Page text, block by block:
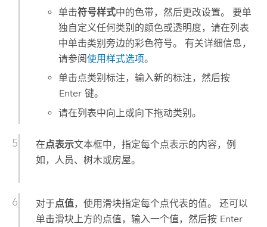
单击符号样式中的色带，然后更改设置。 要单
独自定义任何类别的颜色或透明度，请在列表
中单击类别旁边的彩色符号。 有关详细信息，
请参阅使用样式选项。
单击点类别标注，输入新的标注，然后按
Enter 键。
请在列表中向上或向下拖动类别。
在点表示文本框中，指定每个点表示的内容，例
如，人员、树木或房屋。
对于点值，使用滑块指定每个点代表的值。 还可以
单击滑块上方的点值，输入一个值，然后按 Enter